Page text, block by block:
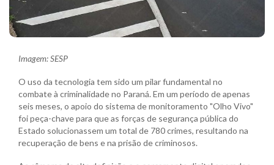
Imagem: SESP
O uso da tecnologia tem sido um pilar fundamental no
combate à criminalidade no Paraná. Em um período de apenas
seis meses, o apoio do sistema de monitoramento "Olho Vivo"
foi peça-chave para que as forças de segurança pública do
Estado solucionassem um total de 780 crimes, resultando na
recuperação de bens e na prisão de criminosos.